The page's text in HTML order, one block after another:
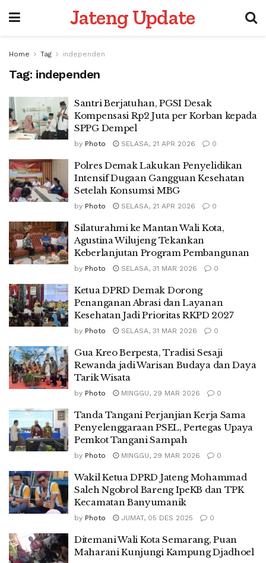
Jateng Update
Home Tag independen
Tag: independen
Santri Berjatuhan, PGSI Desak
Kompensasi Rp2 Juta per Korban kepada
SPPG Dempel
by Photo SELASA, 21 APR 2026 0
Polres Demak Lakukan Penyelidikan
Intensif Dugaan Gangguan Kesehatan
Setelah Konsumsi MBG
by Photo SELASA, 21 APR 2026 0
Silaturahmi ke Mantan Wali Kota,
Agustina Wilujeng Tekankan
Keberlanjutan Program Pembangunan
by Photo SELASA, 31 MAR 2026 0
Ketua DPRD Demak Dorong
Penanganan Abrasi dan Layanan
Kesehatan Jadi Prioritas RKPD 2027
by Photo SELASA, 31 MAR 2026 0
Gua Kreo Berpesta, Tradisi Sesaji
Rewanda jadi Warisan Budaya dan Daya
Tarik Wisata
by Photo MINGGU, 29 MAR 2026 0
Tanda Tangani Perjanjian Kerja Sama
Penyelenggaraan PSEL, Pertegas Upaya
Pemkot Tangani Sampah
by Photo MINGGU, 29 MAR 2026 0
Wakil Ketua DPRD Jateng Mohammad
Saleh Ngobrol Bareng IpeKB dan TPK
Kecamatan Banyumanik
by Photo JUMAT, 05 DES 2025 0
Ditemani Wali Kota Semarang, Puan
Maharani Kunjungi Kampung Djadhoel